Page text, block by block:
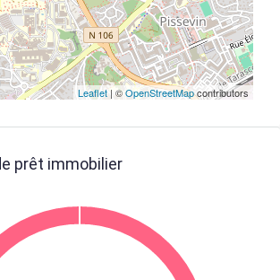
Leaflet| ©OpenStreetMapcontributors
prêt immobilier